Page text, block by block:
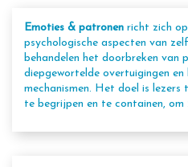
Emoties & patronen richt zich
psychologische aspecten van
behandelen het doorbreken van
diepgewortelde overtuigingen en
mechanismen. Het doel is lezers
te begrijpen en te containen, om